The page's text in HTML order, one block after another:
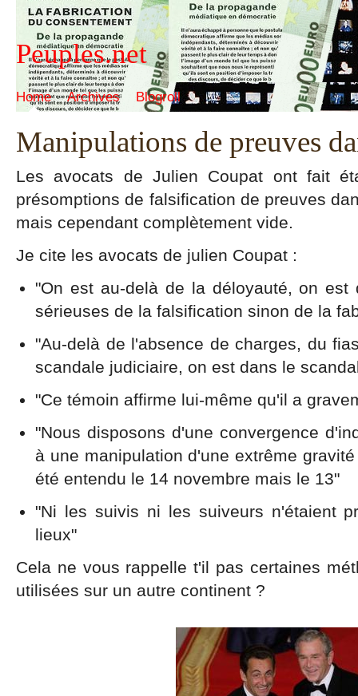
Peuples.net
Home Archives Blogroll
Manipulations de preuves
Les avocats de Julien Coupat ont fait
présomptions de falsification de preuves
mais cependant complètement vide.
Je cite les avocats de julien Coupat :
"On est au-delà de la déloyauté, on est
sérieuses de la falsification sinon de la
"Au-delà de l'absence de charges, du
scandale judiciaire, on est dans le
"Ce témoin affirme lui-même qu'il a
"Nous disposons d'une convergence
à une manipulation d'une extrême
été entendu le 14 novembre mais le 13"
"Ni les suivis ni les suiveurs n'étaient
lieux"
Cela ne vous rappelle t'il pas certaines
utilisées sur un autre continent ?